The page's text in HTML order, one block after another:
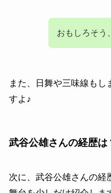
おもしろそう
また、日舞や三味線も
すよ♪
武谷公雄さんの経歴は
次に、武谷公雄さんの経